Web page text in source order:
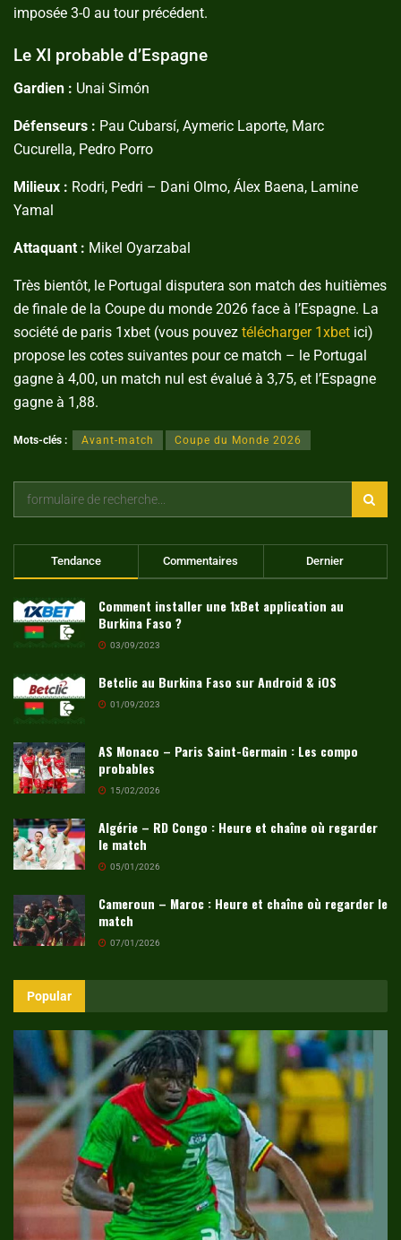
imposée 3-0 au tour précédent.
Le XI probable d’Espagne
Gardien : Unai Simón
Défenseurs : Pau Cubarsí, Aymeric Laporte, Marc
Cucurella, Pedro Porro
Milieux : Rodri, Pedri – Dani Olmo, Álex Baena, Lamine
Yamal
Attaquant : Mikel Oyarzabal
Très bientôt, le Portugal disputera son match des huitièmes
de finale de la Coupe du monde 2026 face à l’Espagne. La
société de paris 1xbet (vous pouvez télécharger 1xbet ici)
propose les cotes suivantes pour ce match – le Portugal
gagne à 4,00, un match nul est évalué à 3,75, et l’Espagne
gagne à 1,88.
Mots-clés : Avant-match Coupe du Monde 2026
Tendance Commentaires Dernier
Comment installer une 1xBet application au
Burkina Faso ?
03/09/2023
Betclic au Burkina Faso sur Android & iOS
01/09/2023
AS Monaco – Paris Saint-Germain : Les compo
probables
15/02/2026
Algérie – RD Congo : Heure et chaîne où regarder
le match
05/01/2026
Cameroun – Maroc : Heure et chaîne où regarder le
match
07/01/2026
Popular